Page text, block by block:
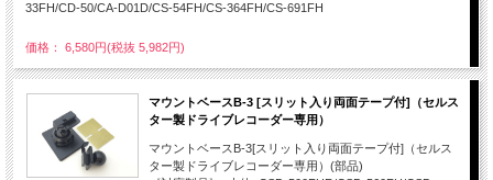
33FH/CD-50/CA-D01D/CS-54FH/CS-364FH/CS-691FH
価格： 6,580円(税抜 5,982円)
マウントベースB-3 [スリット入り両面テープ付]（セルス
ター製ドライブレコーダー専用）
マウントベースB-3[スリット入り両面テープ付]（セルス
ター製ドライブレコーダー専用）(部品)